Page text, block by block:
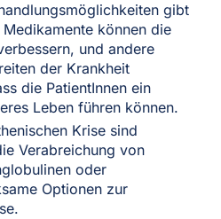
gibt
können die
und andere
der Krankheit
die PatientInnen ein
Leben führen können.
Krise sind
Verabreichung von
oder
Optionen zur